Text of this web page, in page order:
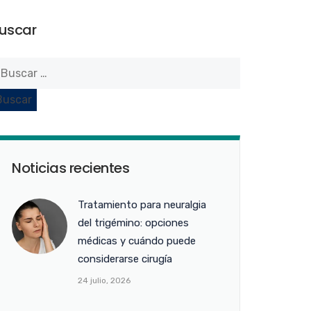
Noticias recientes
Tratamiento para neuralgia
del trigémino: opciones
médicas y cuándo puede
considerarse cirugía
24 julio, 2026